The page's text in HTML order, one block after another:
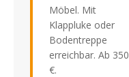
Möbel. Mit
Klappluke oder
Bodentreppe
erreichbar. Ab 350
€.